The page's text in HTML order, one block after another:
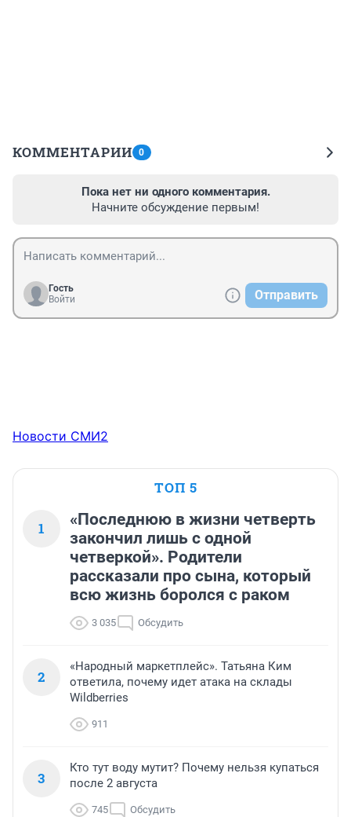
КОММЕНТАРИИ 0
Пока нет ни одного комментария.
Начните обсуждение первым!
Гость
Войти
Отправить
Новости СМИ2
ТОП 5
1
«Последнюю в жизни четверть
закончил лишь с одной
четверкой». Родители
рассказали про сына, который
всю жизнь боролся с раком
3 035 Обсудить
2
«Народный маркетплейс». Татьяна Ким
ответила, почему идет атака на склады
Wildberries
911
3
Кто тут воду мутит? Почему нельзя купаться
после 2 августа
745 Обсудить